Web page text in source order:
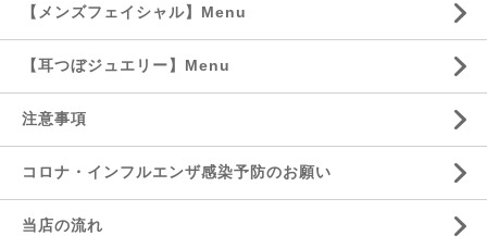
【メンズフェイシャル】Menu
【耳つぼジュエリー】Menu
注意事項
コロナ・インフルエンザ感染予防のお願い
当店の流れ